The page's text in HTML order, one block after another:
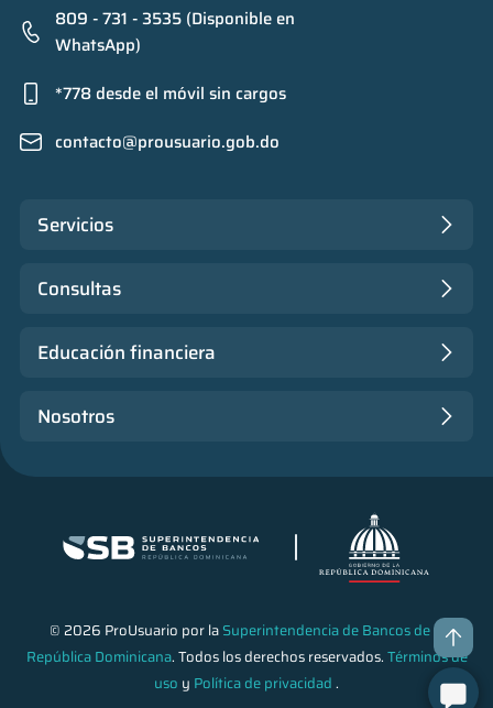
© 2026 ProUsuario por laSuperintendencia de Bancos de la
República Dominicana. Todos los derechos reservados.Términos de
uso y Política de privacidad.
809 - 731 - 3535 (Disponible en
WhatsApp)
*778 desde el móvil sin cargos
contacto@prousuario.gob.do
Servicios
Consultas
Educación financiera
Nosotros